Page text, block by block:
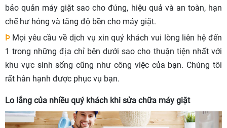
bảo quản máy giặt sao cho đúng, hiệu quả và an toàn, hạn
chế hư hỏng và tăng độ bền cho máy giặt.
Þ Mọi yêu cầu về dịch vụ xin quý khách vui lòng liên hệ đến
1 trong những địa chỉ bên dưới sao cho thuận tiện nhất với
khu vực sinh sống cũng như công việc của bạn. Chúng tôi
rất hân hạnh được phục vụ bạn.
Lo lắng của nhiều quý khách khi sửa chữa máy giặt